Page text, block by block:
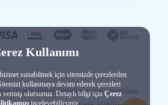
fiyatlı dijital ürünler, e pin, premium
Kullanımı
sunabilmek için sitemizde çerezlerden
kullanmaya devam ederek çerezleri
vermiş olursunuz. Detaylı bilgi içinÇerez
inceleyebilirsiniz.